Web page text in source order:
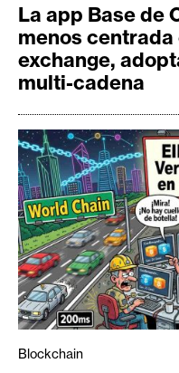
La app Base de
menos centrada
exchange,
multi-cadena
Blockchain